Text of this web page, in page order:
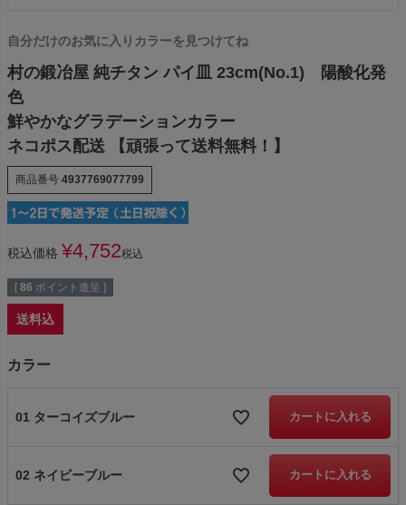
自分だけのお気に入りカラーを見つけてね
村の鍛冶屋 純チタン パイ皿 23cm(No.1) 陽酸化発
色
鮮やかなグラデーションカラー
ネコポス配送 【頑張って送料無料！】
商品番号 4937769077799
税込価格 ¥4,752税込
[ 86 ポイント進呈 ]
送料込
カラー
01 ターコイズブルー カートに入れる
02 ネイビーブルー カートに入れる